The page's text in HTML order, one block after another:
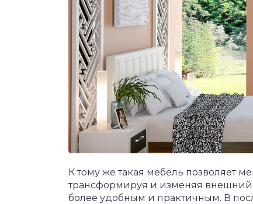
К тому же такая мебель позволяет
трансформируя и изменяя
более удобным и практичным. В